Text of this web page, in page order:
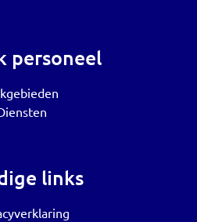
personeel
links